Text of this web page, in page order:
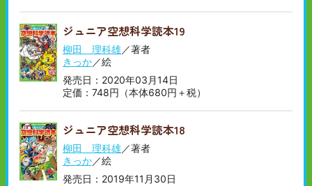
ジュニア空想科学読本19
柳田 理科雄／著者
きっか／絵
発売日：2020年03月14日
定価：748円（本体680円＋税）
ジュニア空想科学読本18
柳田 理科雄／著者
きっか／絵
発売日：2019年11月30日